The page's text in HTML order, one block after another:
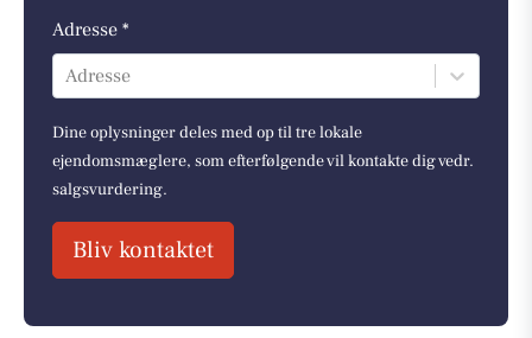
Adresse *
Adresse
Dine oplysninger deles med op til tre lokale
ejendomsmæglere, som efterfølgende vil kontakte dig vedr.
salgsvurdering.
Bliv kontaktet